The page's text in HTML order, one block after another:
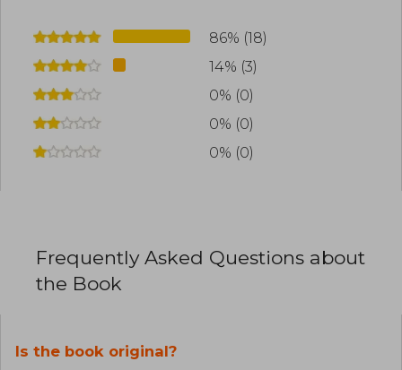
86% (18)
14% (3)
0% (0)
0% (0)
0% (0)
Frequently Asked Questions about
the Book
Is the book original?